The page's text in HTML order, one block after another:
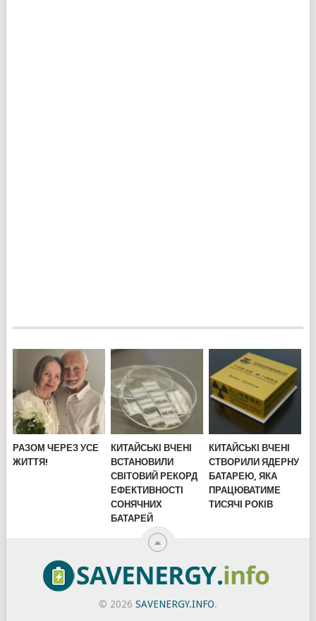
РАЗОМ ЧЕРЕЗ УСЕ
ЖИТТЯ!
КИТАЙСЬКІ ВЧЕНІ
ВСТАНОВИЛИ
СВІТОВИЙ РЕКОРД
ЕФЕКТИВНОСТІ
СОНЯЧНИХ
БАТАРЕЙ
КИТАЙСЬКІ ВЧЕНІ
СТВОРИЛИ ЯДЕРНУ
БАТАРЕЮ, ЯКА
ПРАЦЮВАТИМЕ
ТИСЯЧІ РОКІВ
© 2026 SAVENERGY.INFO.